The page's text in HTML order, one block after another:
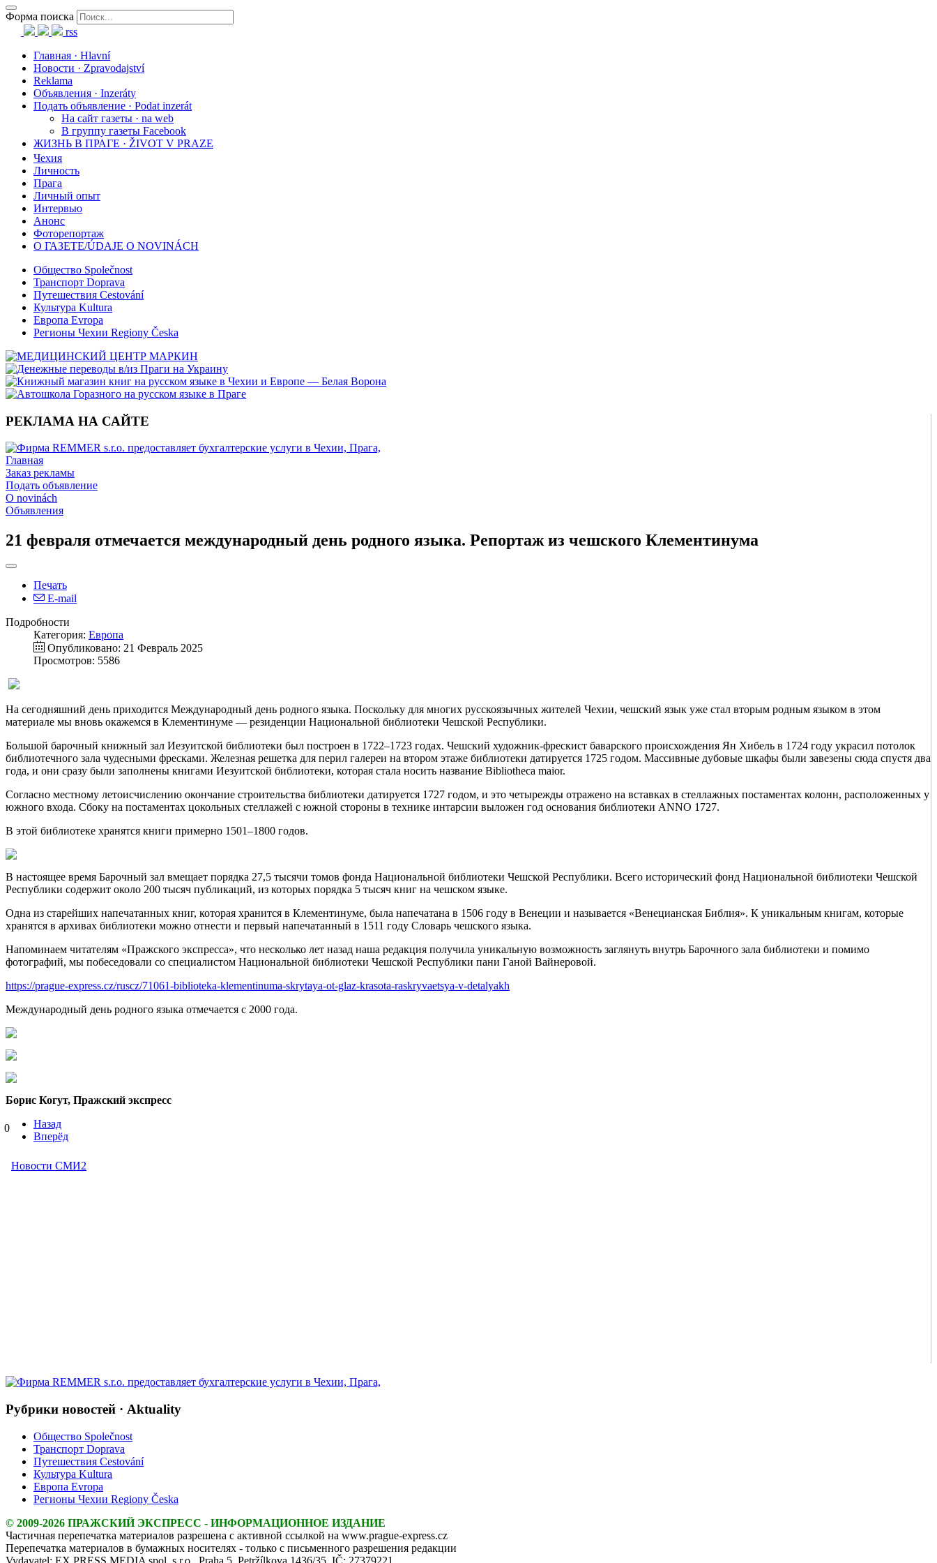
Форма поиска
rss
Главная · Hlavní
Новости · Zpravodajství
Reklama
Объявления · Inzeráty
Подать объявление · Podat inzerát
На сайт газеты · na web
В группу газеты Facebook
ЖИЗНЬ В ПРАГЕ · ŽIVOT V PRAZE
Чехия
Личность
Прага
Личный опыт
Интервью
Анонс
Фоторепортаж
О ГАЗЕТЕ/ÚDAJE O NOVINÁCH
Общество Společnost
Транспорт Doprava
Путешествия Cestování
Культура Kultura
Европа Evropa
Регионы Чехии Regiony Česka
РЕКЛАМА НА САЙТЕ
Главная
Заказ рекламы
Подать объявление
O novinách
Объявления
21 февраля отмечается международный день родного языка. Репортаж из чешского Клементинума
Печать
E-mail
Подробности
Категория: Европа
Опубликовано: 21 Февраль 2025
Просмотров: 5586
На сегодняшний день приходится Международный день родного языка. Поскольку для многих русскоязычных жителей Чехии, чешский язык уже стал вторым родным языком в этом
материале мы вновь окажемся в Клементинуме — резиденции Национальной библиотеки Чешской Республики.
Большой барочный книжный зал Иезуитской библиотеки был построен в 1722–1723 годах. Чешский художник-фрескист баварского происхождения Ян Хибель в 1724 году украсил потолок
библиотечного зала чудесными фресками. Железная решетка для перил галереи на втором этаже библиотеки датируется 1725 годом. Массивные дубовые шкафы были завезены сюда спустя два
года, и они сразу были заполнены книгами Иезуитской библиотеки, которая стала носить название Bibliotheca maior.
Согласно местному летоисчислению окончание строительства библиотеки датируется 1727 годом, и это четырежды отражено на вставках в стеллажных постаментах колонн, расположенных у
южного входа. Сбоку на постаментах цокольных стеллажей с южной стороны в технике интарсии выложен год основания библиотеки ANNO 1727.
В этой библиотеке хранятся книги примерно 1501–1800 годов.
В настоящее время Барочный зал вмещает порядка 27,5 тысячи томов фонда Национальной библиотеки Чешской Республики. Всего исторический фонд Национальной библиотеки Чешской
Республики содержит около 200 тысяч публикаций, из которых порядка 5 тысяч книг на чешском языке.
Одна из старейших напечатанных книг, которая хранится в Клементинуме, была напечатана в 1506 году в Венеции и называется «Венецианская Библия». К уникальным книгам, которые
хранятся в архивах библиотеки можно отнести и первый напечатанный в 1511 году Словарь чешского языка.
Напоминаем читателям «Пражского экспресса», что несколько лет назад наша редакция получила уникальную возможность заглянуть внутрь Барочного зала библиотеки и помимо
фотографий, мы побеседовали со специалистом Национальной библиотеки Чешской Республики пани Ганой Вайнеровой.
https://prague-express.cz/ruscz/71061-biblioteka-klementinuma-skrytaya-ot-glaz-krasota-raskryvaetsya-v-detalyakh
Международный день родного языка отмечается с 2000 года.
Борис Когут, Пражский экспресс
0
Назад
Вперёд
Рубрики новостей · Aktuality
Общество Společnost
Транспорт Doprava
Путешествия Cestování
Культура Kultura
Европа Evropa
Регионы Чехии Regiony Česka
© 2009-2026 ПРАЖСКИЙ ЭКСПРЕСС - ИНФОРМАЦИОННОЕ ИЗДАНИЕ
Частичная перепечатка материалов разрешена с активной ссылкой на www.prague-express.cz
Перепечатка материалов в бумажных носителях - только с письменного разрешения редакции
Vydavatel: EX PRESS MEDIA spol. s r.o., Praha 5, Petržílkova 1436/35, IČ: 27379221